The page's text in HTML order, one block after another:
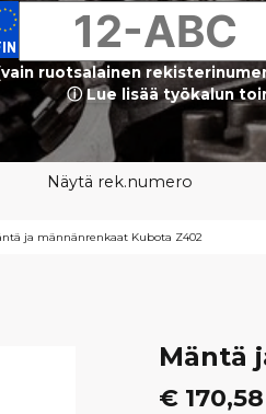
ruotsalainen
ⓘ Lue lisää työkalun
Näytä rek.numero
ja männänrenkaat Kubota Z402
Mäntä
€ 170,58